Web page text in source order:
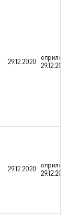
29.12.2020
29.12.2020